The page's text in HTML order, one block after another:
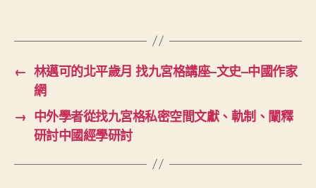
← 林邁可的北平歲月 找九宮格講座–文史–中國作家
網
→ 中外學者從找九宮格私密空間文獻、軌制、闡釋
研討中國經學研討